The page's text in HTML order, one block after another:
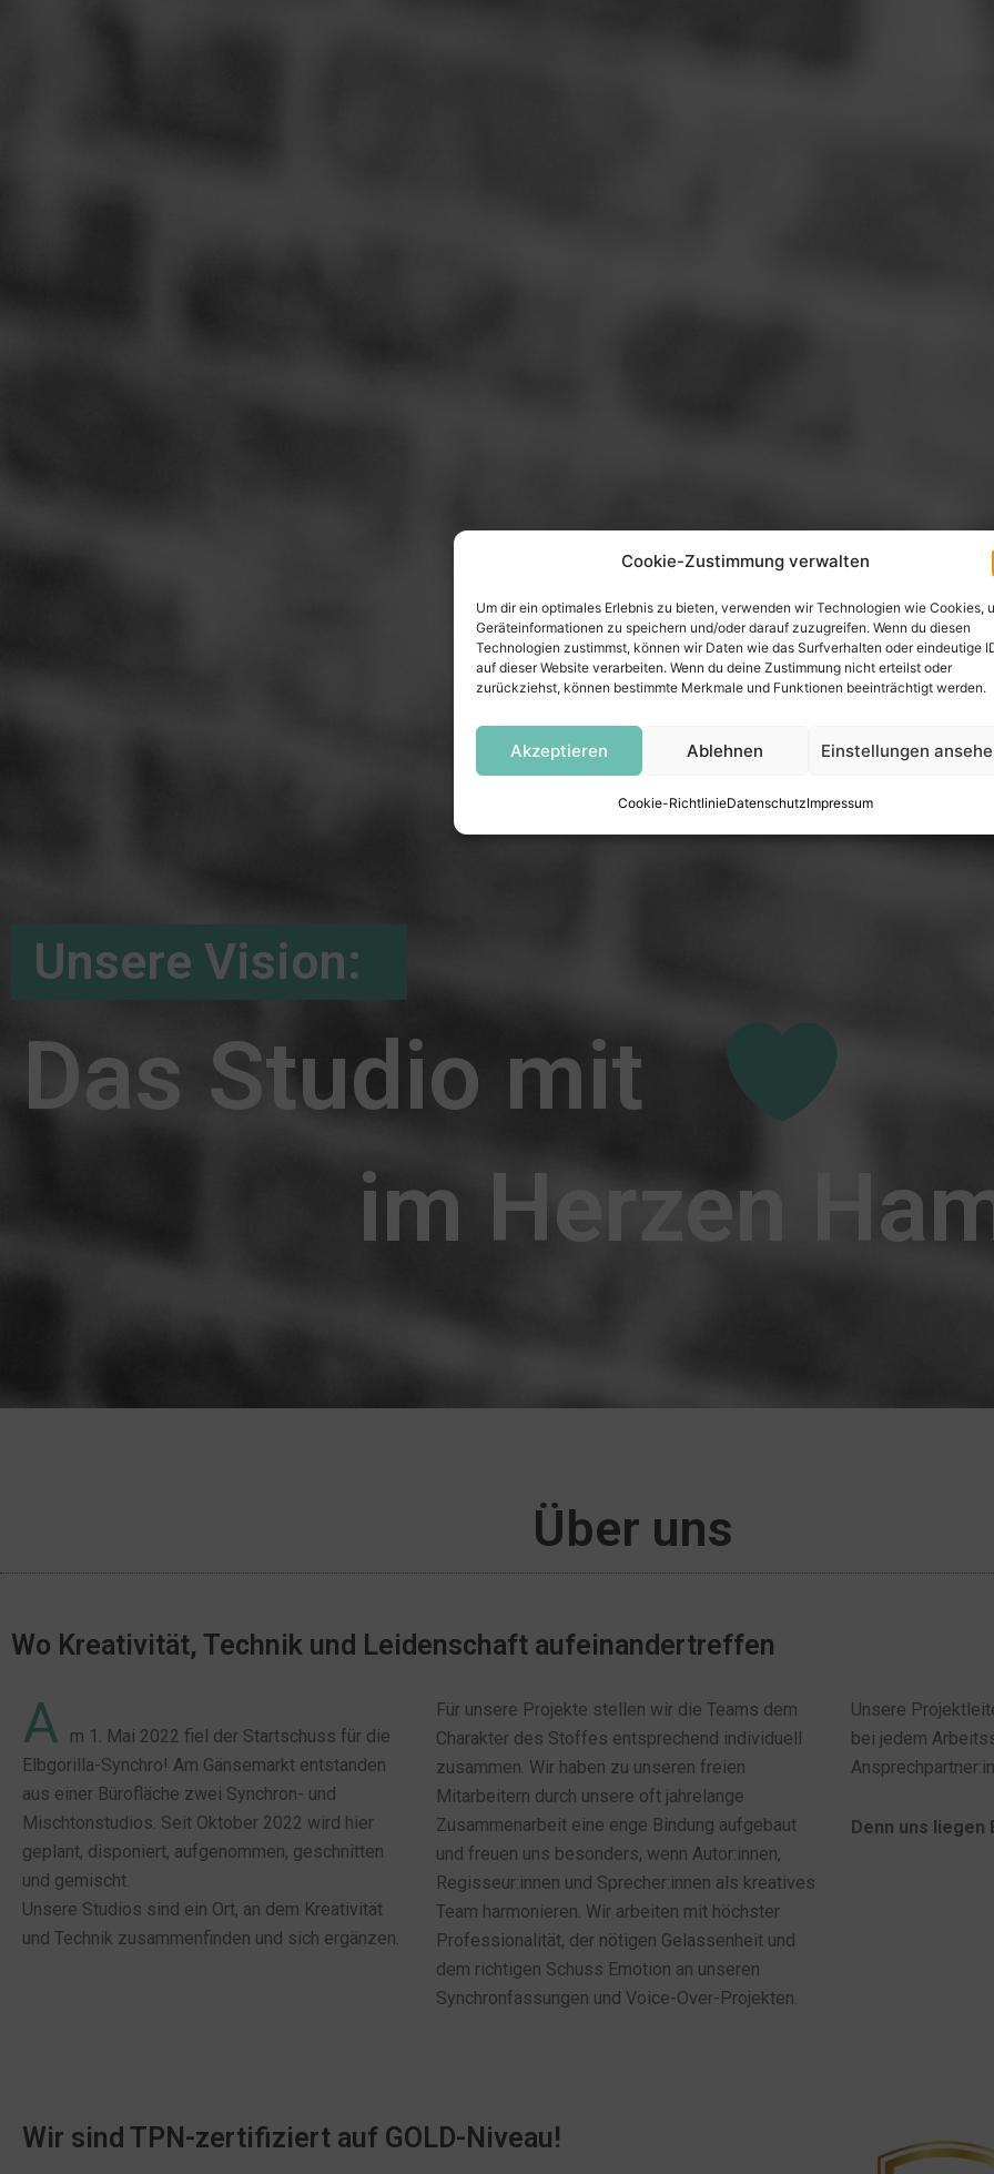
Cookie-Zustimmung verwalten
Um dir ein optimales Erlebnis zu bieten, verwenden wir Technologien wie Cookies,
Geräteinformationen zu speichern und/oder darauf zuzugreifen. Wenn du diesen
Technologien zustimmst, können wir Daten wie das Surfverhalten oder eindeutige
auf dieser Website verarbeiten. Wenn du deine Zustimmung nicht erteilst oder
zurückziehst, können bestimmte Merkmale und Funktionen beeinträchtigt werden.
Akzeptieren Ablehnen Einstellungen
Cookie-RichtlinieDatenschutzImpressum
Unsere Vision:
Das Studio mit
im Herzen
Über uns
Wo Kreativität, Technik und Leidenschaft aufeinandertreffen
A
m 1. Mai 2022 fiel der Startschuss für die
Elbgorilla-Synchro! Am Gänsemarkt entstanden
aus einer Bürofläche zwei Synchron- und
Mischtonstudios. Seit Oktober 2022 wird hier
geplant, disponiert, aufgenommen, geschnitten
und gemischt.
Unsere Studios sind ein Ort, an dem Kreativität
und Technik zusammenfinden und sich ergänzen.
Für unsere Projekte stellen wir die Teams dem
Charakter des Stoffes entsprechend individuell
zusammen. Wir haben zu unseren freien
Mitarbeitern durch unsere oft jahrelange
Zusammenarbeit eine enge Bindung aufgebaut
und freuen uns besonders, wenn Autor:innen,
Regisseur:innen und Sprecher:innen als kreatives
Team harmonieren. Wir arbeiten mit höchster
Professionalität, der nötigen Gelassenheit und
dem richtigen Schuss Emotion an unseren
Synchronfassungen und Voice-Over-Projekten.
Unsere
bei jedem
Denn uns liegen
Wir sind TPN-zertifiziert auf GOLD-Niveau!